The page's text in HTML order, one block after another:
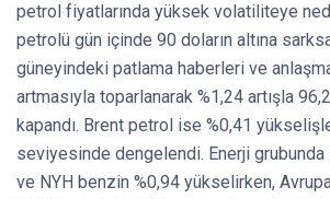
petrol fiyatlarında yüksek volatiliteye
petrolü gün içinde 90 doların altına
güneyindeki patlama haberleri ve
artmasıyla toparlanarak %1,24 artışla
kapandı. Brent petrol ise %0,41
seviyesinde dengelendi. Enerji grubunda
ve NYH benzin %0,94 yükselirken,